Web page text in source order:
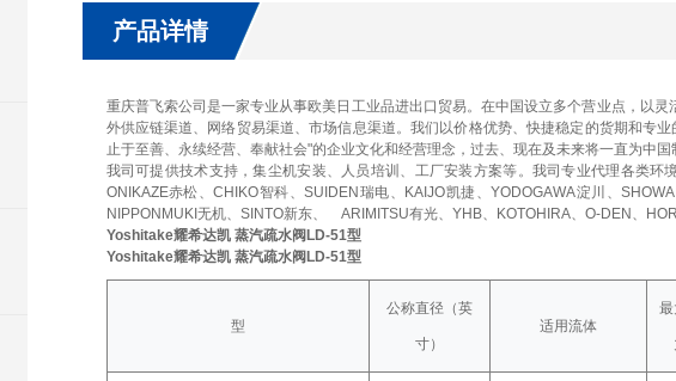
产品详情
重庆普飞索公司是一家专业从事欧美日工业品进出口贸易。在中国设立多个营业点，以
外供应链渠道、网络贸易渠道、市场信息渠道。我们以价格优势、快捷稳定的货期和专
止于至善、永续经营、奉献社会"的企业文化和经营理念，过去、现在及未来将一直为中
我司可提供技术支持，集尘机安装、人员培训、工厂安装方案等。我司专业代理各类环
ONIKAZE赤松、CHIKO智科、SUIDEN瑞电、KAIJO凯捷、YODOGAWA淀川、
NIPPONMUKI无机、SINTO新东、
ARIMITSU有光、YHB、KOTOHIRA、O-DEN、
Yoshitake耀希达凯 蒸汽疏水阀LD-51型
Yoshitake耀希达凯 蒸汽疏水阀LD-51型
型
公称直径（英
寸）
适用流体